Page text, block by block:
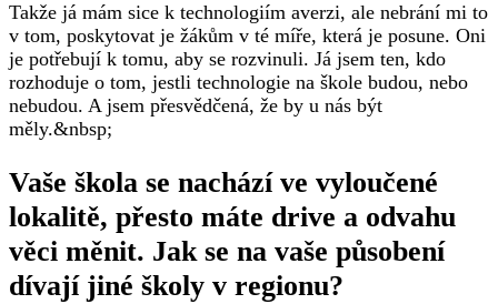
Takže já mám sice k technologiím averzi, ale nebrání mi to
v tom, poskytovat je žákům v té míře, která je posune. Oni
je potřebují k tomu, aby se rozvinuli. Já jsem ten, kdo
rozhoduje o tom, jestli technologie na škole budou, nebo
nebudou. A jsem přesvědčená, že by u nás být
měly.&nbsp;
Vaše škola se nachází ve vyloučené
lokalitě, přesto máte drive a odvahu
věci měnit. Jak se na vaše působení
dívají jiné školy v regionu?